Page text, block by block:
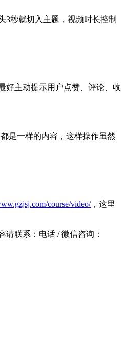
3秒就切入主题，视频时长控制
好主动提示用户点赞、评论、收
是一样的内容，这样操作虽然
course/video/，这里
请联系： 电话 / 微信咨询：